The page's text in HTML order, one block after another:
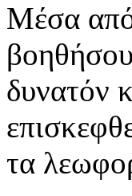
Μέσα από
δυνατόν
τα